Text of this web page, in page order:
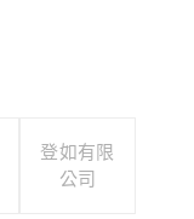
登如有限
公司